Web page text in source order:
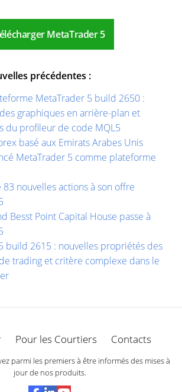
MetaTrader 5
précédentes :
MetaTrader 5 build 2650 :
graphiques en arrière-plan et
du profileur de code MQL5
basé aux Emirats Arabes Unis
MetaTrader 5 comme plateforme
83 nouvelles actions à son offre
Besst Point Capital House passe à
build 2615 : nouvelles propriétés des
trading et critère complexe dans le
Pour les Courtiers Contacts
parmi les premiers à être informés des mises à
jour de nos produits.